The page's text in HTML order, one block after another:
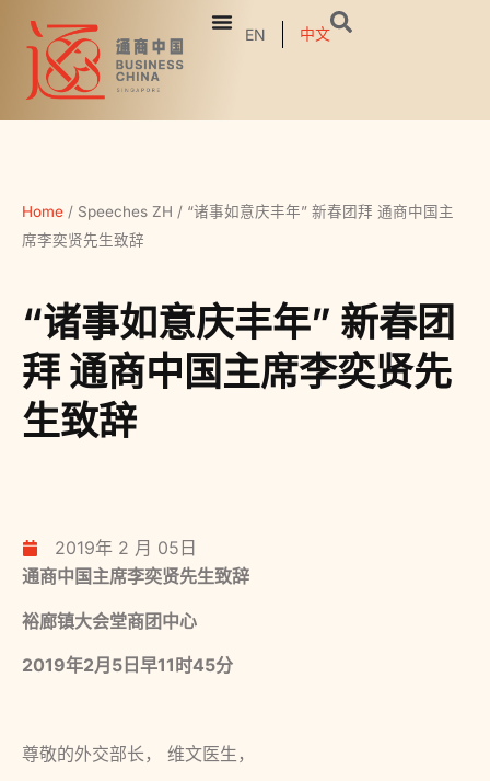
EN 中文
Home / Speeches ZH / “诸事如意庆丰年” 新春团拜 通商中国主
席李奕贤先生致辞
“诸事如意庆丰年” 新春团
拜 通商中国主席李奕贤先
生致辞
2019年 2 月 05日
通商中国主席李奕贤先生致辞
裕廊镇大会堂商团中心
2019年2月 5 日早11时45分
尊敬的外交部长， 维文医生，